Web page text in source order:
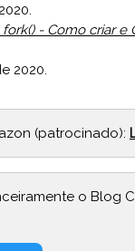
- Como criar e
2020.
(patrocinado):
o Blog